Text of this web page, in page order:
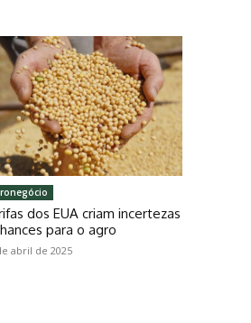
dos EUA criam incertezas
para o agro
abril de 2025